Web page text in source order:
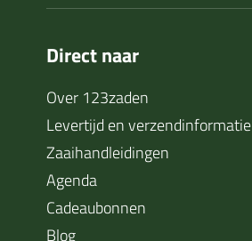
Direct naar
Over 123zaden
Levertijd en verzendinformatie
Zaaihandleidingen
Agenda
Cadeaubonnen
Blog